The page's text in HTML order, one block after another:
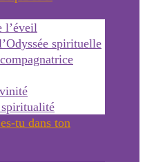
l’éveil
spirituelle
tu dans ton